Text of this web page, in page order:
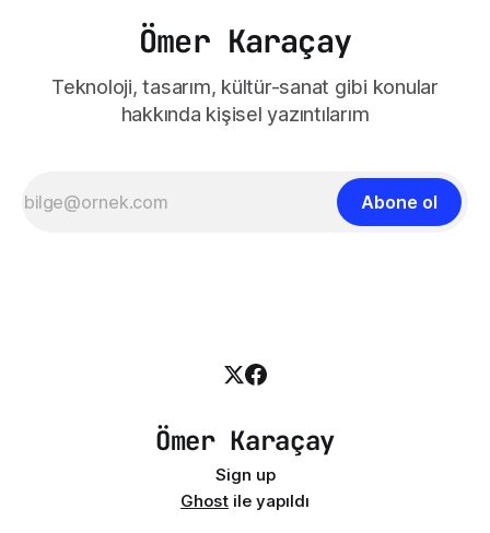
Ömer Karaçay
Teknoloji, tasarım, kültür-sanat gibi konular
hakkında kişisel yazıntılarım
Abone ol
Ömer Karaçay
Sign up
Ghost ile yapıldı